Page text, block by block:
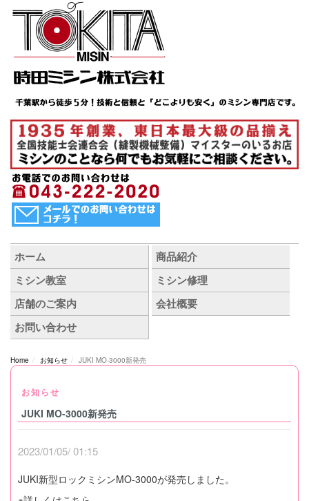
Home お知らせ JUKI MO-3000新発売
お知らせ
JUKI MO-3000新発売
2023/01/05/ 01:15
JUKI新型ロックミシンMO-3000が発売しました。